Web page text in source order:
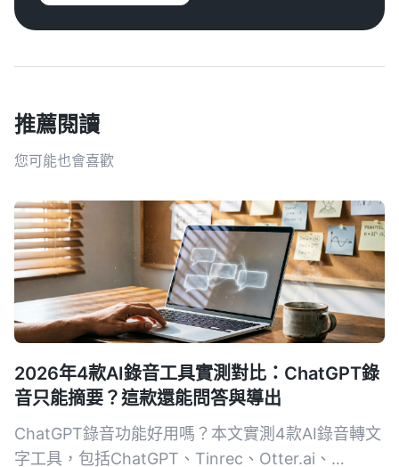
推薦閱讀
您可能也會喜歡
2026年4款AI錄音工具實測對比：ChatGPT錄
音只能摘要？這款還能問答與導出
ChatGPT錄音功能好用嗎？本文實測4款AI錄音轉文
字工具，包括ChatGPT、Tinrec、Otter.ai、